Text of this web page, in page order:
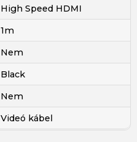
High Speed HDMI
1m
Nem
Black
Nem
Videó kábel